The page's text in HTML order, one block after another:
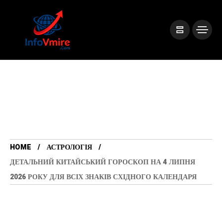
HOME
АСТРОЛОГІЯ
ДЕТАЛЬНИЙ КИТАЙСЬКИЙ ГОРОСКОП НА 4 ЛИПНЯ
2026 РОКУ ДЛЯ ВСІХ ЗНАКІВ СХІДНОГО КАЛЕНДАРЯ